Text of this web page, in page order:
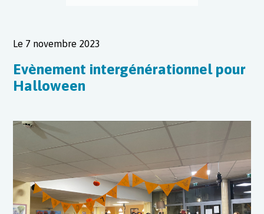
Le 7 novembre 2023
Evènement intergénérationnel pour
Halloween